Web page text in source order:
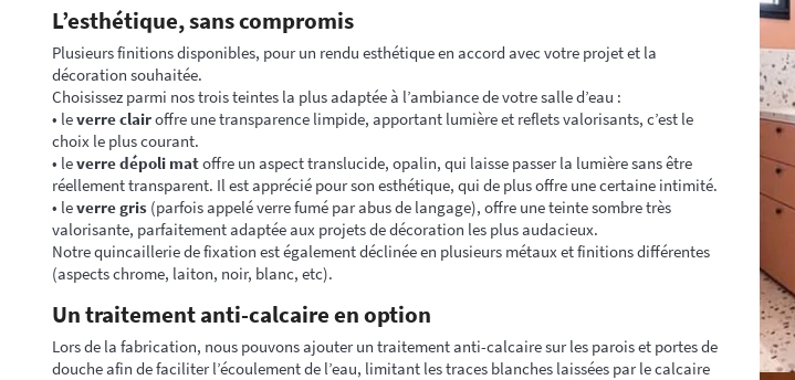
L’esthétique, sans compromis
Plusieurs finitions disponibles, pour un rendu esthétique en accord avec votre projet et la
décoration souhaitée.
Choisissez parmi nos trois teintes la plus adaptée à l’ambiance de votre salle d’eau :
• leverre clairoffre une transparence limpide, apportant lumière et reflets valorisants, c’est le
choix le plus courant.
• leverre dépoli matoffre un aspect translucide, opalin, qui laisse passer la lumière sans être
réellement transparent. Il est apprécié pour son esthétique, qui de plus offre une certaine intimité.
• leverre gris(parfois appelé verre fumé par abus de langage), offre une teinte sombre très
valorisante, parfaitement adaptée aux projets de décoration les plus audacieux.
Notre quincaillerie de fixation est également déclinée en plusieurs métaux et finitions différentes
(aspects chrome, laiton, noir, blanc, etc).
Un traitement anti-calcaire en option
Lors de la fabrication, nous pouvons ajouter un traitement anti-calcaire sur les parois et portes de
douche afin de faciliter l’écoulement de l’eau, limitant les traces blanches laissées par le calcaire